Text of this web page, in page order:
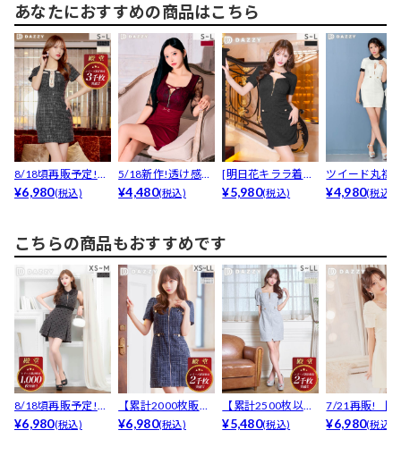
あなたにおすすめの商品はこちら
8/18頃再販予定!
【累計3400枚...
¥6,980(税込)
5/18新作!透け感レ
ース袖が映えるS...
¥4,480(税込)
[明日花キララ着用]
体のラインが綺麗
¥5,980(税込)
ツイード丸襟
ューフロント
¥4,980(税込)
こちらの商品もおすすめです
8/18頃再販予定!
[明日花キララ着...
¥6,980(税込)
【累計2000枚販
売】細見え間違い
¥6,980(税込)
【累計2500枚以上
販売!!】フロント...
¥5,480(税込)
7/21再販! 【
売1000枚突...
¥6,980(税込)